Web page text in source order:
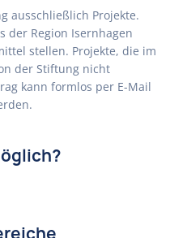
ausschließlich Projekte.
der Region Isernhagen
stellen. Projekte, die im
der Stiftung nicht
kann formlos per E-Mail